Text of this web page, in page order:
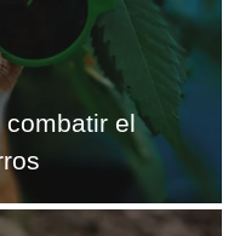
combatir el